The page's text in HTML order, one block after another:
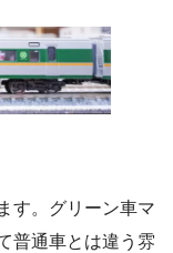
す。グリーン車マ
普通車とは違う雰